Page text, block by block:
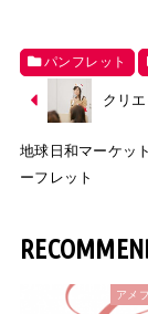
パンフレット
クリ
地球日和マーケッ
ーフレット
アメ